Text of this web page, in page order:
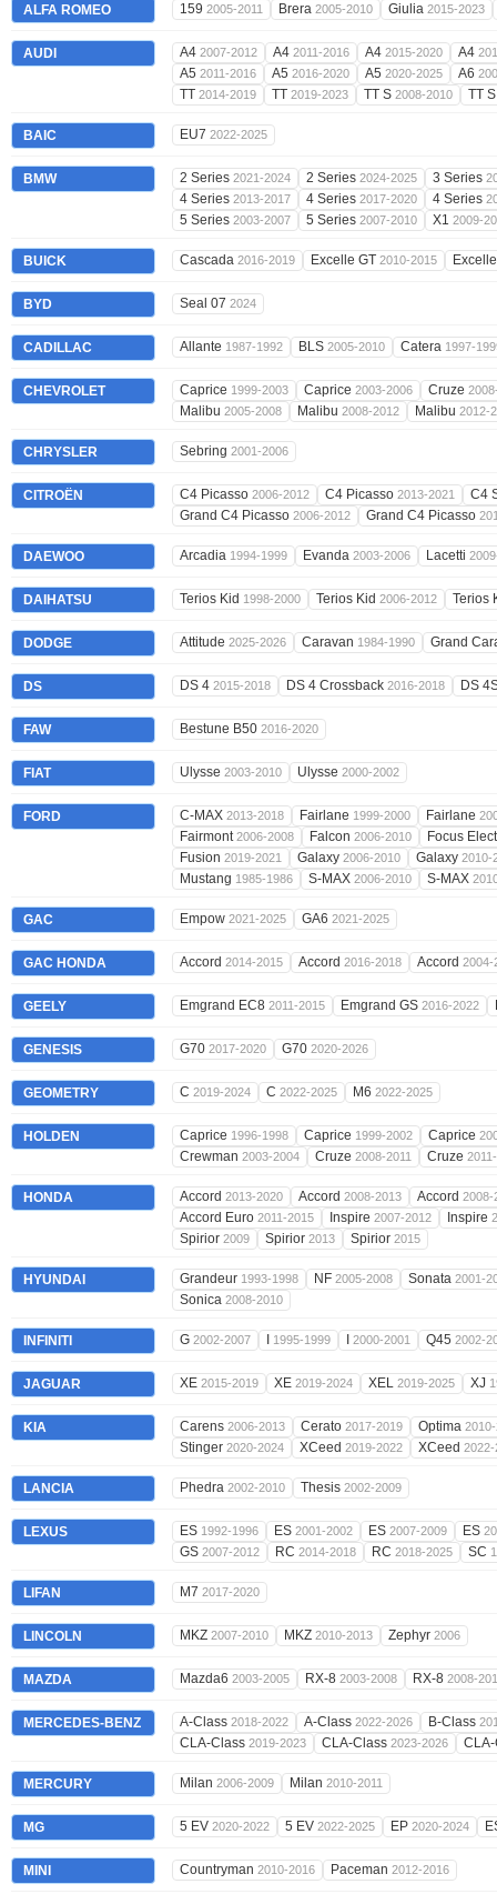
ALFA ROMEO 159 2005-2011 Brera 2005-2010 Giulia 2015-2023
AUDI A4 2007-2012 A4 2011-2016 A4 2015-2020 A4
A5 2011-2016 A5 2016-2020 A5 2020-2025 A6
TT 2014-2019 TT 2019-2023 TT S 2008-2010 TT
BAIC EU7 2022-2025
BMW 2 Series 2021-2024 2 Series 2024-2025 3 Series
4 Series 2013-2017 4 Series 2017-2020 4 Series
5 Series 2003-2007 5 Series 2007-2010 X1 2009-
BUICK Cascada 2016-2019 Excelle GT 2010-2015
BYD Seal 07 2024
CADILLAC Allante 1987-1992 BLS 2005-2010 Catera 1997-
CHEVROLET Caprice 1999-2003 Caprice 2003-2006 Cruze
Malibu 2005-2008 Malibu 2008-2012 Malibu 2012-
CHRYSLER Sebring 2001-2006
CITROËN C4 Picasso 2006-2012 C4 Picasso 2013-2021
C4
Grand C4 Picasso 2006-2012 Grand C4 Picasso
DAEWOO Arcadia 1994-1999 Evanda 2003-2006 Lacetti
DAIHATSU Terios Kid 1998-2000 Terios Kid 2006-2012 Terios
DODGE Attitude 2025-2026 Caravan 1984-1990 Grand
DS DS 4 2015-2018 DS 4 Crossback 2016-2018 DS
FAW Bestune B50 2016-2020
FIAT Ulysse 2003-2010 Ulysse 2000-2002
FORD C-MAX 2013-2018 Fairlane 1999-2000 Fairlane
Fairmont2006-2008 Falcon 2006-2010
Focus
Fusion 2019-2021 Galaxy 2006-2010 Galaxy 2010-
Mustang 1985-1986 S-MAX 2006-2010 S-MAX
GAC Empow 2021-2025 GA6 2021-2025
GAC HONDA Accord 2014-2015 Accord 2016-2018 Accord 2004-
GEELY Emgrand EC8 2011-2015 Emgrand GS 2016-2022
GENESIS G70 2017-2020 G70 2020-2026
GEOMETRY C 2019-2024 C 2022-2025 M6 2022-2025
HOLDEN Caprice 1996-1998 Caprice 1999-2002 Caprice
Crewman 2003-2004 Cruze 2008-2011 Cruze
HONDA Accord 2013-2020 Accord 2008-2013 Accord 2008-
Accord Euro 2011-2015 Inspire 2007-2012 Inspire
Spirior 2009 Spirior 2013 Spirior 2015
HYUNDAI Grandeur 1993-1998 NF 2005-2008 Sonata 2001-
Sonica 2008-2010
INFINITI G 2002-2007 1995-1999 2000-2001 Q45 2002-
JAGUAR XE 2015-2019 XE 2019-2024 XEL 2019-2025 XJ
KIA Carens 2006-2013 Cerato 2017-2019 Optima
Stinger 2020-2024 XCeed 2019-2022 XCeed 2022-
LANCIA Phedra 2002-2010 Thesis 2002-2009
LEXUS ES 1992-1996 ES 2001-2002 ES 2007-2009 ES
GS 2007-2012 RC 2014-2018 RC 2018-2025 SC
LIFAN M7 2017-2020
LINCOLN MKZ 2007-2010 MKZ 2010-2013 Zephyr 2006
MAZDA Mazda6 2003-2005 RX-8 2003-2008 RX-8 2008-
MERCEDES-BENZ A-Class 2018-2022 A-Class 2022-2026 B-Class
CLA-Class 2019-2023 CLA-Class 2023-2026
MERCURY Milan 2006-2009 Milan 2010-2011
MG 5 EV 2020-2022 5 EV 2022-2025 EP 2020-2024
MINI Countryman 2010-2016 Paceman 2012-2016